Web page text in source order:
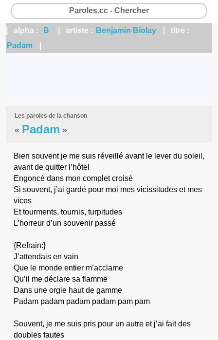
Paroles.cc - Chercher
| alpha : B | artiste : Benjamin Biolay
| titre :
Padam
Les paroles de la chanson
« Padam »
Bien souvent je me suis réveillé avant le lever du soleil,
avant de quitter l’hôtel
Engoncé dans mon complet croisé
Si souvent, j’ai gardé pour moi mes vicissitudes et mes
vices
Et tourments, tournis, turpitudes
L’horreur d’un souvenir passé
{Refrain:}
J’attendais en vain
Que le monde entier m’acclame
Qu’il me déclare sa flamme
Dans une orgie haut de gamme
Padam padam padam padam pam pam
Souvent, je me suis pris pour un autre et j’ai fait des
doubles fautes